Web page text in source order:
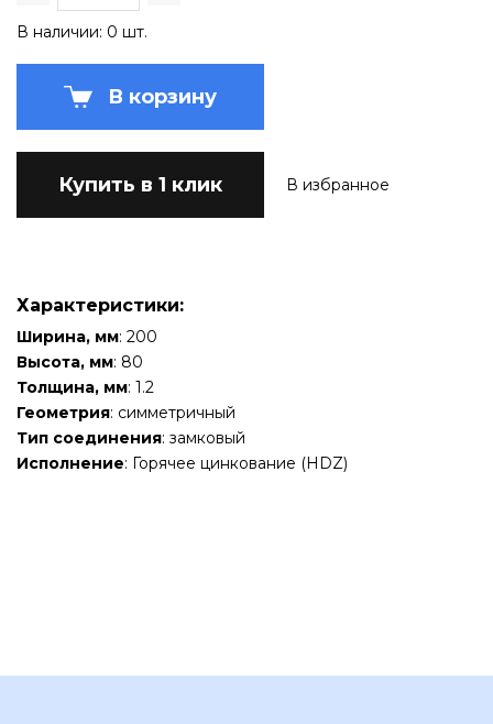
В наличии: 0 шт.
В корзину
Купить в 1 клик В избранное
Характеристики:
Ширина, мм: 200
Высота, мм: 80
Толщина, мм: 1.2
Геометрия: симметричный
Тип соединения: замковый
Исполнение: Горячее цинкование (HDZ)